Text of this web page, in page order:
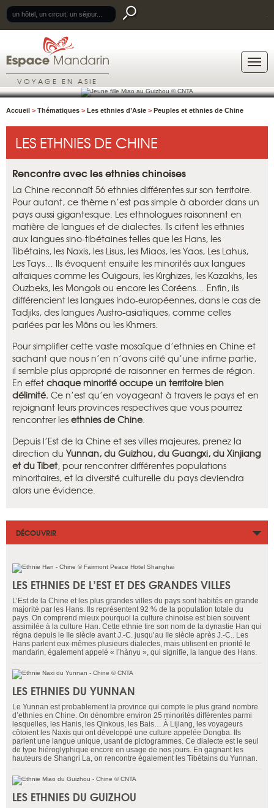
VOYAGE EN ASIE
Accueil > Thématiques > Les ethnies d’Asie > Peuples et ethnies de Chine
LES ETHNIES DE CHINE
Rencontre avec les ethnies chinoises
La Chine reconnaît 56 ethnies différentes sur son territoire.
Pour autant, ce thème n’est pas simple à aborder dans un
pays aussi gigantesque. Les ethnologues raisonnent en
matière de langues et de dialectes. Ils citent les ethnies
aux langues sino-tibétaines telles que les Hans, les
Tibétains, les Naxis, les Lisus, les Miaos, les Yaos, Les Lahus,
Les Tays… Ils évoquent ensuite les minorités aux langues
altaïques comme les Ouïgours, les Kirghizes, les Kazakhs, les
Ouzbeks, les Mongols ou encore les Coréens… Enfin, ils
différencient les langues Indo-européennes, dans le cas de
Tadjiks, des langues Austro-asiatiques, comme celles
parlées par les Môns ou les Khmers.
Pour simplifier cette vaste mosaïque d’ethnies en Chine et
sachant que nous n’en n’avons cité qu’une infime partie,
il semble plus approprié de raisonner en termes de région.
En effet chaque minorité occupe un territoire bien
délimité. Ce n’est qu’en voyageant à travers le pays et en
rejoignant leurs provinces respectives que vous pourrez
rencontrer les ethnies de Chine.
Depuis l’Est de la Chine et ses villes majeures, prenez la
direction du Yunnan, du Guizhou, du Guangxi, du Xinjiang
et du Tibet, pour rencontrer différentes populations
minoritaires, et la diversité culturelle du pays deviendra
alors une évidence.
DÉCOUVRIR
LES ETHNIES DE L’EST ET DES GRANDES VILLES
L’Est de la Chine et les plus grandes villes du pays sont habités en grande
majorité par les Hans. Ils représentent 92 % de la population totale du
pays. On comprend mieux pourquoi la culture chinoise est bien souvent
assimilée à la culture Han. Cette ethnie tire son nom de la dynastie Han qui
régna depuis le IIe siècle avant J.-C. jusqu’au IIe siècle après J.-C.. Les
Hans parlent eux-mêmes plusieurs dialectes, mais utilisent en priorité le
mandarin, également appelé « l’hànyu », qui signifie, la langue des Hans.
LES ETHNIES DU YUNNAN
Le Yunnan est probablement la province qui compte le plus grand nombre
d’ethnies en Chine. On dénombre environ 25 minorités différentes parmi
lesquelles, les Hanis, les Qinkous, les Bais… À Lijiang, les voyageurs
côtoient les Naxis qui ont développé une culture appelée Dongba. Ils
parlent une langue unique, usant de pictogrammes. Ce dialecte est le seul
de type hiéroglyphique encore en usage de nos jours. En gagnant les
hauteurs de Shangri La, on rencontre également les Tibétains du Yunnan.
LES ETHNIES DU GUIZHOU